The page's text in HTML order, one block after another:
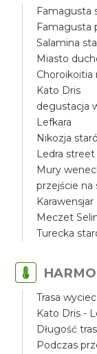
Famagusta
Famagusta
Salamina
Miasto
Choroikoitia
Kato Dris
degustacja
Lefkara
Nikozja
Ledra street
Mury
przejście na
Meczet
Turecka
Trasa
Kato Dris -
Długość
Podczas